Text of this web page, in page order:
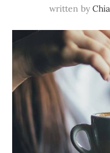
written by